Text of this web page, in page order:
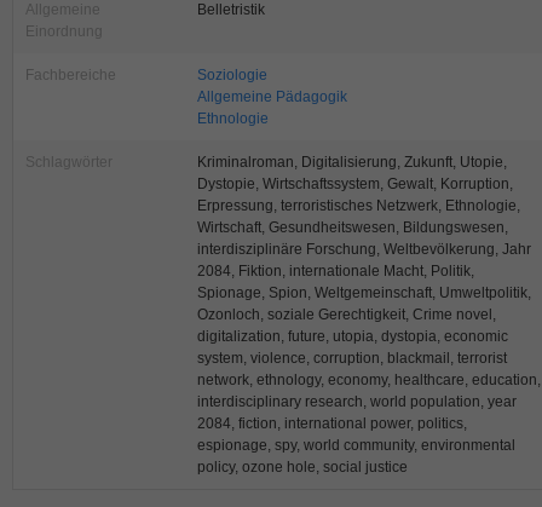
Allgemeine
Einordnung
Belletristik
Fachbereiche
Soziologie
Allgemeine Pädagogik
Ethnologie
Schlagwörter
Kriminalroman, Digitalisierung, Zukunft, Utopie,
Dystopie, Wirtschaftssystem, Gewalt, Korruption,
Erpressung, terroristisches Netzwerk, Ethnologie,
Wirtschaft, Gesundheitswesen, Bildungswesen,
interdisziplinäre Forschung, Weltbevölkerung, Jahr
2084, Fiktion, internationale Macht, Politik,
Spionage, Spion, Weltgemeinschaft, Umweltpolitik,
Ozonloch, soziale Gerechtigkeit, Crime novel,
digitalization, future, utopia, dystopia, economic
system, violence, corruption, blackmail, terrorist
network, ethnology, economy, healthcare, education,
interdisciplinary research, world population, year
2084, fiction, international power, politics,
espionage, spy, world community, environmental
policy, ozone hole, social justice